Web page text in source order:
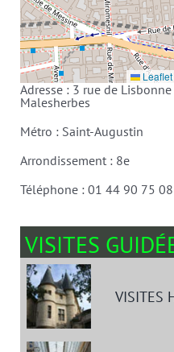
Leaflet
Adresse : 3 rue de
Malesherbes
Métro : Saint-Augustin
Arrondissement : 8e
Téléphone : 01 44 90 75 08
VISITES
VISITES